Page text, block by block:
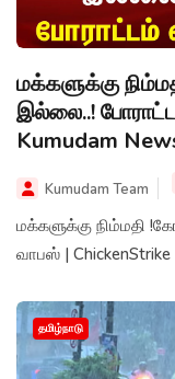
மக்களுக்கு
இல்லை..!
Kumudam
Kumudam Team
மக்களுக்கு நிம்மதி
வாபஸ் |
தமிழ்நாடு